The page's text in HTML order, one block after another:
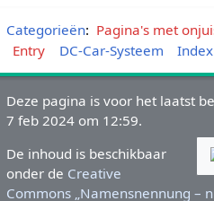
Categorieën: Pagina's met
Entry
DC-Car-Systeem Index
Deze pagina is voor het laatst
7 feb 2024 om 12:59.
De inhoud is beschikbaar
onder de Creative
Commons „Namensnennung –